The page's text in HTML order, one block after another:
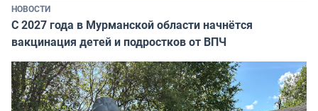
НОВОСТИ
С 2027 года в Мурманской области начнётся
вакцинация детей и подростков от ВПЧ